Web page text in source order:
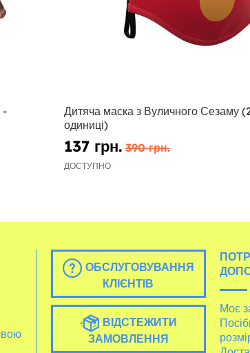
-
Дитяча маска з Вуличного Сезаму
одиниці)
137 грн. 390 грн.
ДОСТУПНО
ОБСЛУГОВУВАННЯ
КЛІЄНТІВ
ВІДСТЕЖИТИ
ЗАМОВЛЕННЯ
Моє